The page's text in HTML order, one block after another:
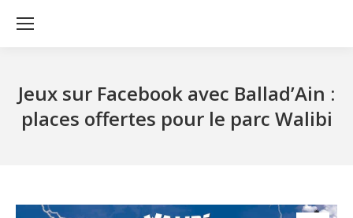
Jeux sur Facebook avec Ballad’Ain :
places offertes pour le parc Walibi